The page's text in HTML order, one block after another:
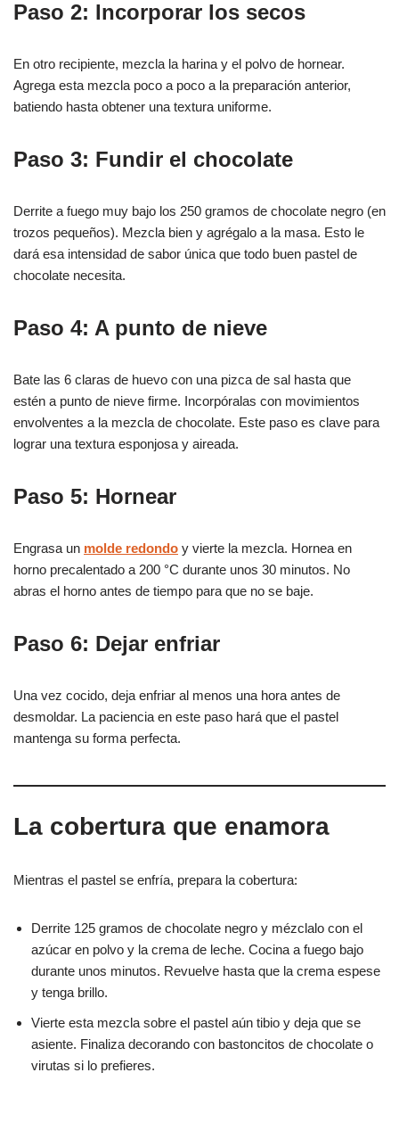
Paso 2: Incorporar los secos
En otro recipiente, mezcla la harina y el polvo de hornear.
Agrega esta mezcla poco a poco a la preparación anterior,
batiendo hasta obtener una textura uniforme.
Paso 3: Fundir el chocolate
Derrite a fuego muy bajo los 250 gramos de chocolate negro (en
trozos pequeños). Mezcla bien y agrégalo a la masa. Esto le
dará esa intensidad de sabor única que todo buen pastel de
chocolate necesita.
Paso 4: A punto de nieve
Bate las 6 claras de huevo con una pizca de sal hasta que
estén a punto de nieve firme. Incorpóralas con movimientos
envolventes a la mezcla de chocolate. Este paso es clave para
lograr una textura esponjosa y aireada.
Paso 5: Hornear
Engrasa un molde redondo y vierte la mezcla. Hornea en
horno precalentado a 200 °C durante unos 30 minutos. No
abras el horno antes de tiempo para que no se baje.
Paso 6: Dejar enfriar
Una vez cocido, deja enfriar al menos una hora antes de
desmoldar. La paciencia en este paso hará que el pastel
mantenga su forma perfecta.
La cobertura que enamora
Mientras el pastel se enfría, prepara la cobertura:
Derrite 125 gramos de chocolate negro y mézclalo con el
azúcar en polvo y la crema de leche. Cocina a fuego bajo
durante unos minutos. Revuelve hasta que la crema espese
y tenga brillo.
Vierte esta mezcla sobre el pastel aún tibio y deja que se
asiente. Finaliza decorando con bastoncitos de chocolate o
virutas si lo prefieres.